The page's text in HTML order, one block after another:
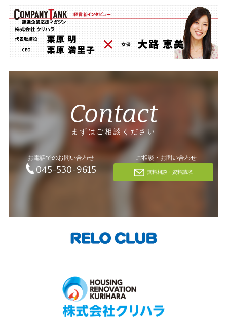
Contact
まずはご相談ください
お電話でのお問い合わせ
045-530-9615
ご相談・お問い合わせ
無料相談・資料請求